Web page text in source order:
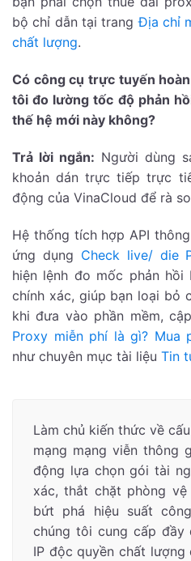
bộ chỉ dẫn tại trangĐịa chỉ
chất lượng.
Có công cụ trực tuyến
tôi đo lường tốc độ phản
thế hệ mới này không?
Trả lời ngắn: Người dùng
khoản dán trực tiếp trực
động của VinaCloud để rà
Hệ thống tích hợp API
ứng dụng Check live/ die
hiện lệnh đo mốc phản
chính xác, giúp bạn loại bỏ
khi đưa vào phần mềm,
Proxy miễn phí là gì? Mua
như chuyên mục tài liệu Tin
Làm chủ kiến thức về
mạng mạng viễn thông
động lựa chọn gói tài
xác, thắt chặt phòng
bứt phá hiệu suất
chúng tôi cung cấp
IP độc quyền chất